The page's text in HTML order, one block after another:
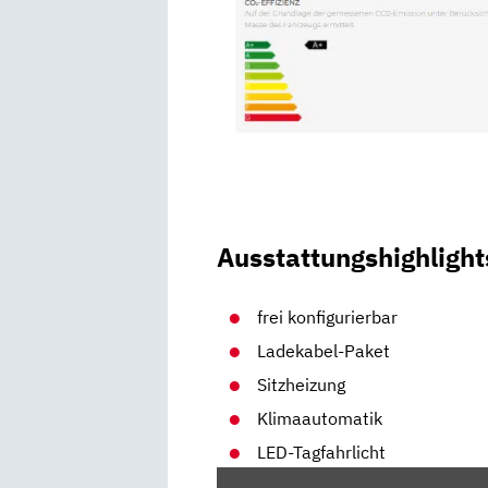
frei konfigurierbar
Ladekabel-Paket
Sitzheizung
Klimaautomatik
LED-Tagfahrlicht